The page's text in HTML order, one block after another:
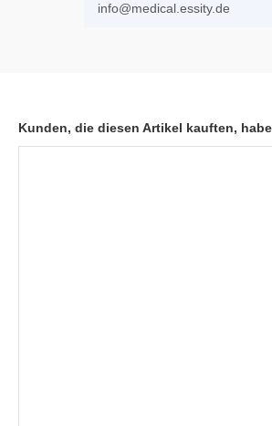
info@medical.essity.de
Kunden, die diesen Artikel kauften,